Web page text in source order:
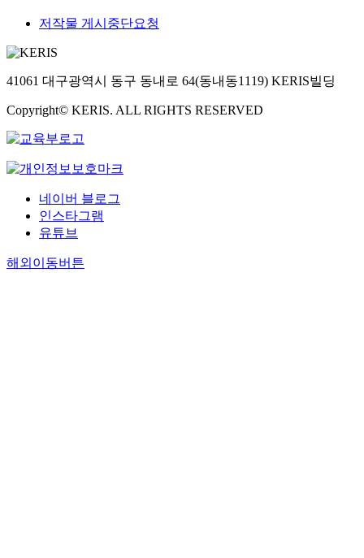
저작물 게시중단요청
41061 대구광역시 동구 동내로 64(동내동1119) KERIS빌딩
Copyright© KERIS. ALL RIGHTS RESERVED
네이버 블로그
인스타그램
유튜브
해외이동버튼